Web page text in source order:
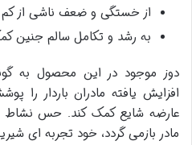
از خستگی و ضعف ناشی از
به رشد و تکامل سالم جنین
دوز موجود در این محصول به
افزایش یافته مادران باردار
عارضه شایع کمک کند. حس نشاط
مادر بازمی گردد، خود تجربه ای